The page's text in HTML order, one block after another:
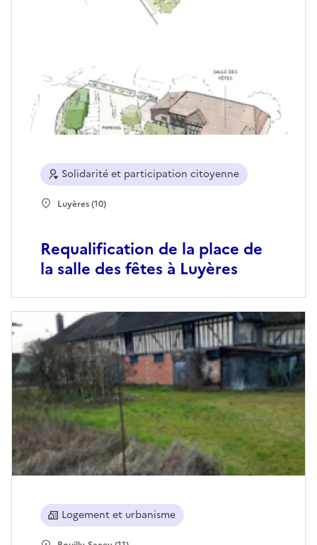
Requalification de la place de
la salle des fêtes à Luyères
Solidarité et participation citoyenne
Luyères (10)
Logement et urbanisme